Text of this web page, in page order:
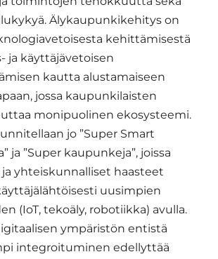
Älykaupunkikehitys on
kehittämisestä
ja käyttäjävetoisen
kautta alustamaiseen
jossa kaupunkilaisten
monipuolinen ekosysteemi.
jo ”Super Smart
ja ”Super kaupunkeja”, joissa
yhteiskunnalliset haasteet
uusimpien
(IoT, tekoäly, robotiikka) avulla.
ympäristön entistä
integroituminen edellyttää